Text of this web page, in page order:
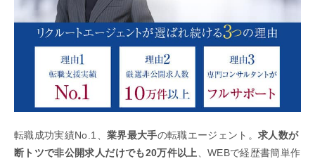
転職成功実績No.1、 業界最大手の転職エージェント。求人数が
断トツで非公開求人だけでも20万件以上
、WEBで経歴書簡単作